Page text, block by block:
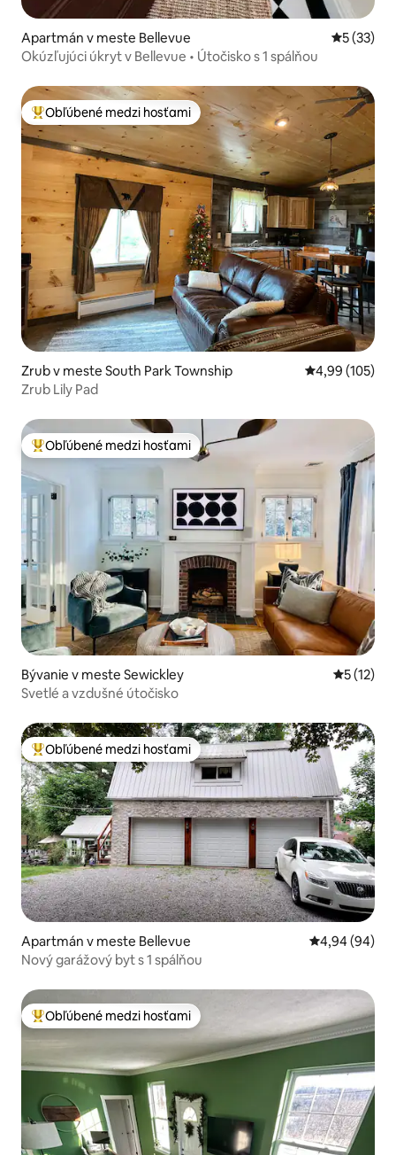
Apartmán v meste Bellevue
5 (33)
Okúzľujúci úkryt v Bellevue • Útočisko s 1 spálňou
Najobľúbenejšie medzi hosťami
Obľúbené medzi hosťami
Zrub v meste South Park Township Priemerné
4,99 (105)
Zrub Lily Pad
Najobľúbenejšie medzi hosťami
Obľúbené medzi hosťami
Bývanie v meste Sewickley
5 (12)
Svetlé a vzdušné útočisko
Najobľúbenejšie medzi hosťami
Obľúbené medzi hosťami
Apartmán v meste Bellevue Priemerné
4,94 (94)
Nový garážový byt s 1 spálňou
Najobľúbenejšie medzi hosťami
Obľúbené medzi hosťami